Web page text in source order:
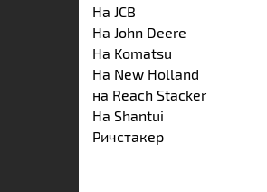
На JCB
На John Deere
На Komatsu
На New Holland
на Reach Stacker
На Shantui
Ричстакер